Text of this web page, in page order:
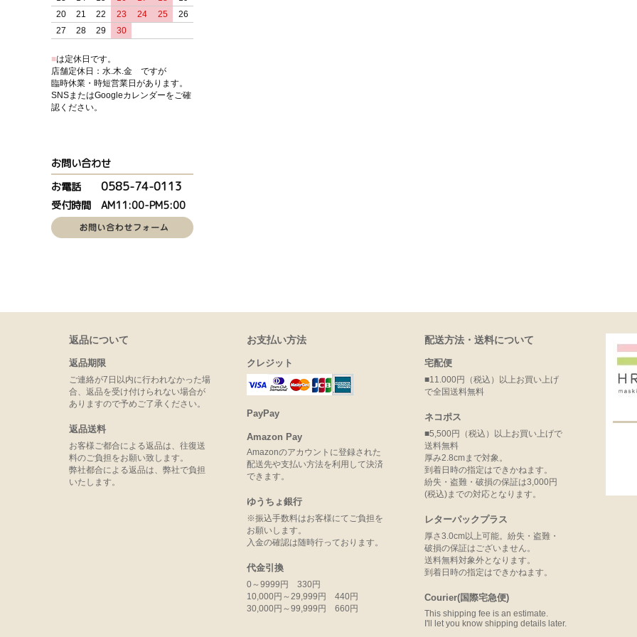
20
21 22 23 24 25
26
27
28 29 30
■は定休日です。
店舗定休日：水.木.金 ですが
臨時休業・時短営業日があります。
SNSまたはGoogleカレンダーをご確
認ください。
お問い合わせ
お電話 0585-74-0113
受付時間 AM11:00-PM5:00
返品について
返品期限
ご連絡が7日以内に行われなかった場
合、返品を受け付けられない場合が
ありますので予めご了承ください。
返品送料
お客様ご都合による返品は、往復送
料のご負担をお願い致します。
弊社都合による返品は、弊社で負担
いたします。
お支払い方法
クレジット
PayPay
Amazon Pay
Amazonのアカウントに登録された
配送先や支払い方法を利用して決済
できます。
ゆうちょ銀行
※振込手数料はお客様にてご負担を
お願いします。
入金の確認は随時行っております。
代金引換
0～9999円 330円
10,000円～29,999円 440円
30,000円～99,999円 660円
配送方法・送料について
宅配便
■11.000円（税込）以上お買い上げ
で全国送料無料
ネコポス
■5,500円（税込）以上お買い上げで
送料無料
厚み2.8cmまで対象。
到着日時の指定はできかねます。
紛失・盗難・破損の保証は3,000円
(税込)までの対応となります。
レターパックプラス
厚さ3.0cm以上可能。紛失・盗難・
破損の保証はございません。
送料無料対象外となります。
到着日時の指定はできかねます。
Courier(国際宅急便)
This shipping fee is an estimate.
I'll let you know shipping details later.